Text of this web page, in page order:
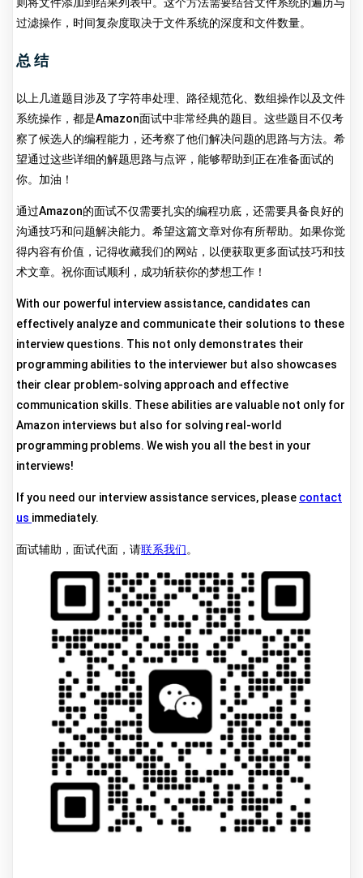
则将文件添加到结果列表中。这个方法需要结合文件系统的遍历与
过滤操作，时间复杂度取决于文件系统的深度和文件数量。
总结
以上几道题目涉及了字符串处理、路径规范化、数组操作以及文件
系统操作，都是Amazon面试中非常经典的题目。这些题目不仅考
察了候选人的编程能力，还考察了他们解决问题的思路与方法。希
望通过这些详细的解题思路与点评，能够帮助到正在准备面试的
你。加油！
通过Amazon的面试不仅需要扎实的编程功底，还需要具备良好的
沟通技巧和问题解决能力。希望这篇文章对你有所帮助。如果你觉
得内容有价值，记得收藏我们的网站，以便获取更多面试技巧和技
术文章。祝你面试顺利，成功斩获你的梦想工作！
With our powerful interview assistance, candidates can
effectively analyze and communicate their solutions to these
interview questions. This not only demonstrates their
programming abilities to the interviewer but also showcases
their clear problem-solving approach and effective
communication skills. These abilities are valuable not only for
Amazon interviews but also for solving real-world
programming problems. We wish you all the best in your
interviews!
If you need our interview assistance services, please contact
us immediately.
面试辅助，面试代面，请联系我们。